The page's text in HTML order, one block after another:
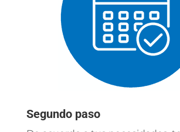
Segundo paso